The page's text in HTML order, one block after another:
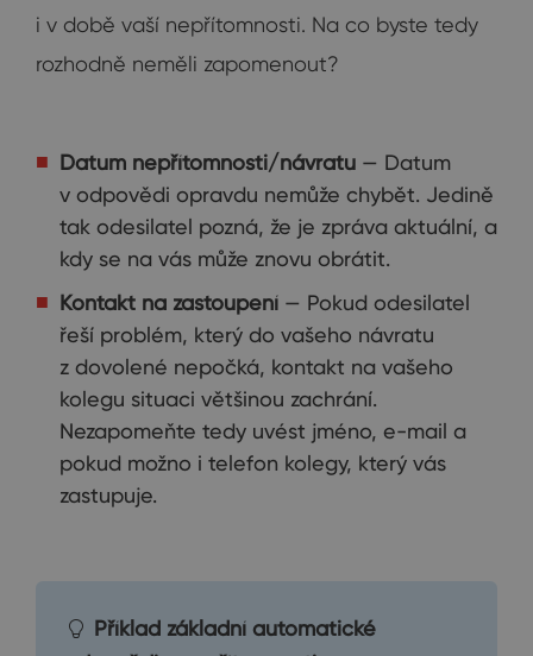
i v době vaší nepřítomnosti. Na co byste tedy
rozhodně neměli zapomenout?
Datum nepřítomnosti/návratu — Datum
v odpovědi opravdu nemůže chybět. Jedině
tak odesilatel pozná, že je zpráva aktuální, a
kdy se na vás může znovu obrátit.
Kontakt na zastoupení — Pokud odesilatel
řeší problém, který do vašeho návratu
z dovolené nepočká, kontakt na vašeho
kolegu situaci většinou zachrání.
Nezapomeňte tedy uvést jméno, e-mail a
pokud možno i telefon kolegy, který vás
zastupuje.
Příklad základní automatické